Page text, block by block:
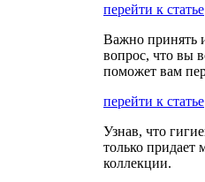
перейти к статье
Важно принять
вопрос, что вы
поможет вам
перейти к статье
Узнав, что
только придает
коллекции.